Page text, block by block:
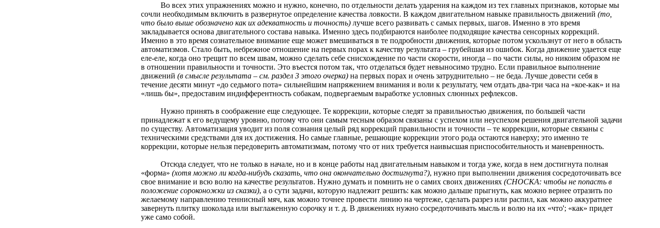
Во всех этих упражнениях можно и нужно, конечно, по отдельности делать ударения на каждом из тех главных признаков, которые мы
сочли необходимым включить в развернутое определение качества ловкости. В каждом двигательном навыке правильность движений (то,
что было выше обозначено как их адекватность и точность)лучше всего развивать с самых первых, шагов. Именно в это время
закладывается основа двигательного состава навыка. Именно здесь подбираются наиболее подходящие качества сенсорных коррекций.
Именно в это время сознательное внимание еще может вмешиваться в те подробности движения, которые потом ускользнут от него в область
автоматизмов. Стало быть, небрежное отношение на первых порах к качеству результата – грубейшая из ошибок. Когда движение удается еще
еле-еле, когда оно трещит по всем швам, можно сделать себе снисхождение по части скорости, иногда – по части силы, но никоим образом не
в отношении правильности и точности. Это въестся потом так, что отделаться будет невыносимо трудно. Если правильное выполнение
движений (в смысле результата – см. раздел 3 этого очерка)на первых порах и очень затруднительно – не беда. Лучше довести себя в
течение десяти минут «до седьмого пота» сильнейшим напряжением внимания и воли к результату, чем отдать два-три часа на «кое-как» и на
«лишь бы», предоставим индифферентность собакам, подвергаемым выработке условных слюнных рефлексов.
Нужно принять в соображение еще следующее. Те коррекции, которые следят за правильностью движения, по большей части
принадлежат к его ведущему уровню, потому что они самым тесным образом связаны с успехом или неуспехом решения двигательной задачи
по существу. Автоматизация уводит из поля сознания целый ряд коррекций правильности и точности – те коррекции, которые связаны с
техническими средствами для их достижения. Но самые главные, решающие коррекции этого рода остаются наверху; это именно те
коррекции, которые нельзя передоверить автоматизмам, потому что от них требуется наивысшая приспособительность и маневренность.
Отсюда следует, что не только в начале, но и в конце работы над двигательным навыком и тогда уже, когда в нем достигнута полная
«форма» (хотя можно ли когда-нибудь сказать, что она окончательно достигнута?), нужно при выполнении движения сосредоточивать все
свое внимание и всю волю на качестве результатов. Нужно думать и помнить не о самих своих движениях (СНОСКА: чтобы не попасть в
положение сороконожки из сказки), а о сути задачи, которую надлежит решить: как можно дальше прыгнуть, как можно вернее отразить по
желаемому направлению теннисный мяч, как можно точнее провести линию на чертеже, сделать разрез или распил, как можно аккуратнее
завернуть плитку шоколада или выглаженную сорочку и т. д. В движениях нужно сосредоточивать мысль и волю на их «что'; «как» придет
уже само собой.